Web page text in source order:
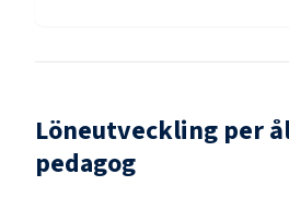
Löneutveckling per
pedagog